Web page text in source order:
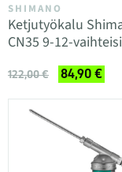
SHIMANO
Ketjutyökalu
CN35 9-12-
122,00 € 84,90 €